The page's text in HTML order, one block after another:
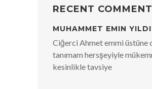
RECENT
MUHAMMET EMIN
Ciğerci Ahmet emmi üstüne
tanımam hersşeyiyle
kesinlikle tavsiye